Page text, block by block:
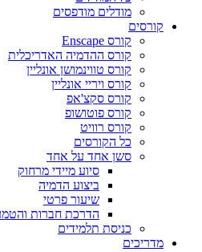
מודלים מודפסים
קורסים
קורס Enscape
קורס ההדמיה האדריכלית
קורס טווינמושן אונליין
קורס ויריי אונליין
קורס סקצ'אפ
קורס פוטושופ
קורס רוויט
כל הקורסים
סשן אחד על אחד
סיוע מיידי מרחוק
ביצוע הדמיה
שיעור פרטי
הדרכת חברות
כניסת תלמידים
מדריכים